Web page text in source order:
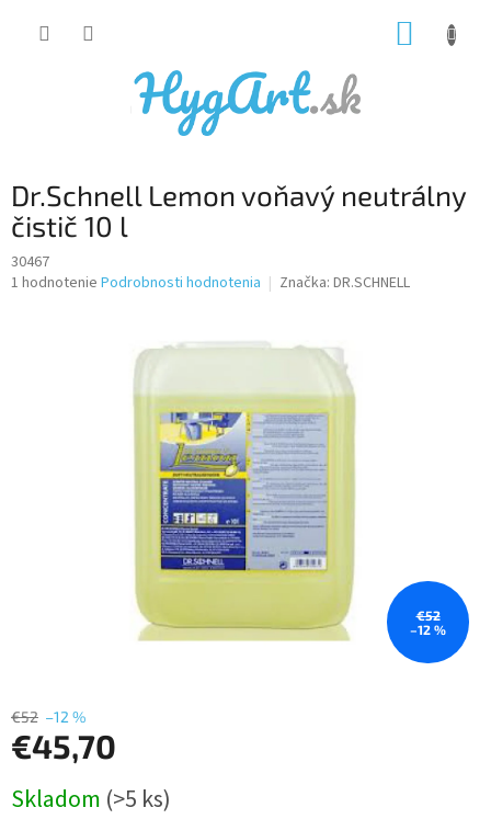
Dr.Schnell Lemon voňavý neutrálny
čistič 10 l
30467
Priemerné
1 hodnotenie Podrobnosti hodnotenia Značka: DR.SCHNELL
€52
–12 %
€52 –12 %
€45,70
cena:
Skladom (>5 ks)